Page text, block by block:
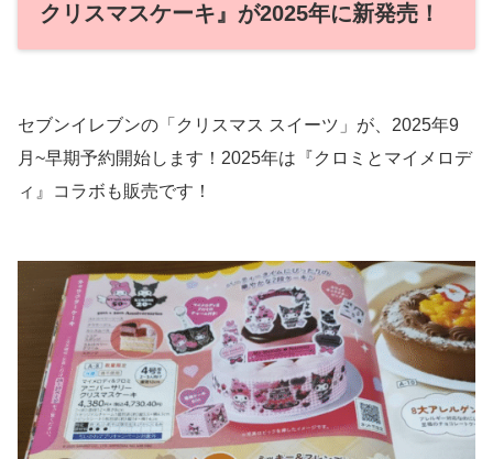
クリスマスケーキ』が2025年に新発売！
セブンイレブンの「クリスマス スイーツ」が、2025年9
月~早期予約開始します！2025年は『クロミとマイメロデ
ィ』コラボも販売です！